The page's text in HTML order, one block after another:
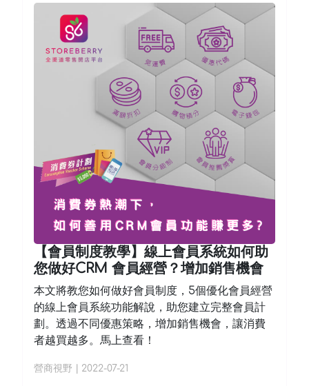
【會員制度教學】線上會員系統如何助
您做好CRM 會員經營？增加銷售機會
本文將教您如何做好會員制度，5個優化會員經營
的線上會員系統功能解說，助您建立完整會員計
劃。透過不同優惠策略，增加銷售機會，讓消費
者越買越多。馬上查看！
營商視野 2022-07-21